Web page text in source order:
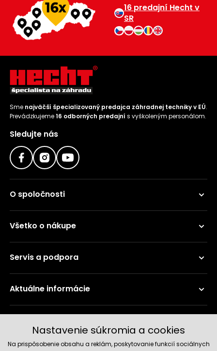
16 predajní Hecht v
SR
Sme najväčší špecializovaný predajca záhradnej techniky v EÚ.
Prevádzkujeme16 odborných predajní s vyškoleným personálom.
Sledujte nás
O spoločnosti
Všetko o nákupe
Servis a podpora
Aktuálne informácie
Nastavenie súkromia a cookies
Na prispôsobenie obsahu a reklám, poskytovanie funkcií sociálnych